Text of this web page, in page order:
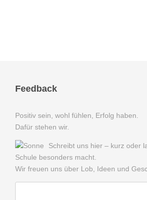
Feedback
Positiv sein, wohl fühlen, Erfolg haben.
Dafür stehen wir.
Schreibt uns hier – kurz oder
Schule besonders macht.
Wir freuen uns über Lob, Ideen und